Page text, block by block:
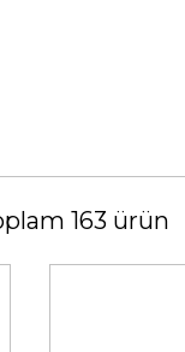
163 ürün